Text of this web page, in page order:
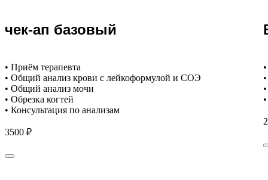
чек-ап базовый
• Приём терапевта
• Общий анализ крови с лейкоформулой и СОЭ
• Общий анализ мочи
• Обрезка когтей
• Консультация по анализам
3500 ₽